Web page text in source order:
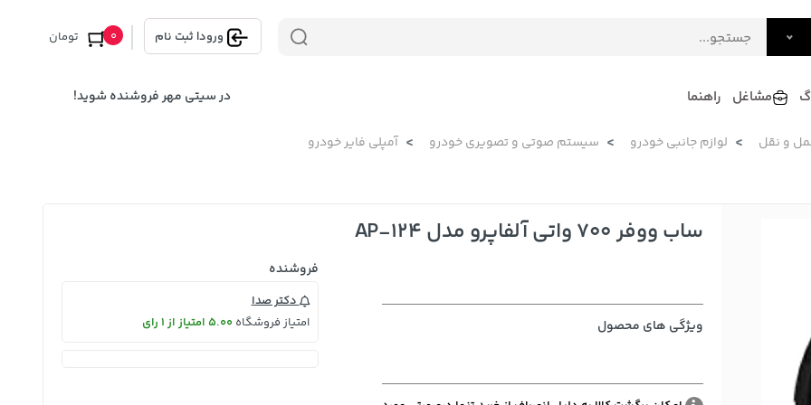
ورود| ثبت نام تومان 0
سرو و پذیرایی
لوازم حیوانات خانگی
مشاغل راهنما در سیتی مهر فروشنده شوید!
و نقل لوازم جانبی خودرو سیستم صوتی و تصویری خودرو
آمپلی فایر خودرو
ساب ووفر 700 واتی آلفاپرو مدل AP-124
ویژگی های محصول
فروشنده
دکتر صدا
امتیاز فروشگاه5.00 امتیاز از 1 رای